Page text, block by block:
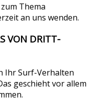
Thema
an uns wenden.
VON DRITT­
Ihr Surf-Verhalten
geschieht vor allem